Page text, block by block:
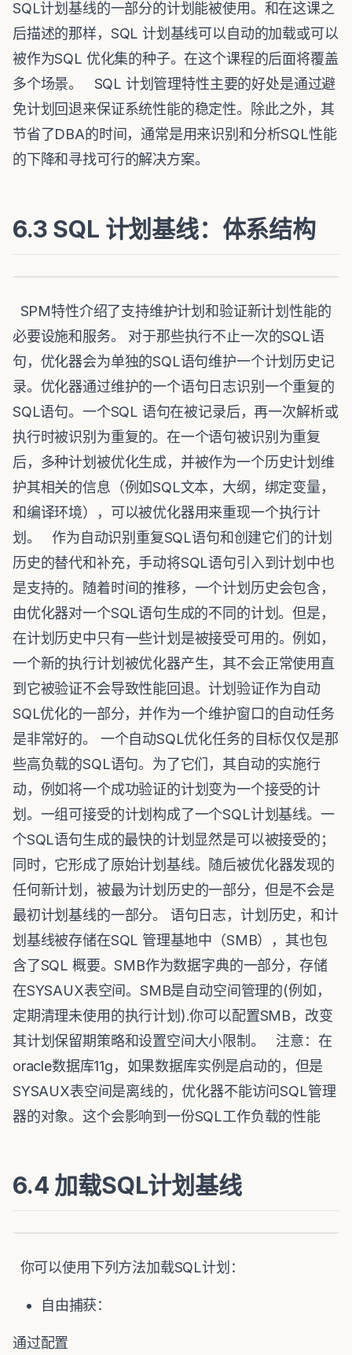
SQL计划基线的一部分的计划能被使用。和在这课之
后描述的那样，SQL 计划基线可以自动的加载或可以
被作为SQL 优化集的种子。在这个课程的后面将覆盖
多个场景。 SQL 计划管理特性主要的好处是通过避
免计划回退来保证系统性能的稳定性。除此之外，其
节省了DBA的时间，通常是用来识别和分析SQL性能
的下降和寻找可行的解决方案。
6.3 SQL 计划基线：体系结构
SPM特性介绍了支持维护计划和验证新计划性能的
必要设施和服务。 对于那些执行不止一次的SQL语
句，优化器会为单独的SQL语句维护一个计划历史记
录。优化器通过维护的一个语句日志识别一个重复的
SQL语句。一个SQL 语句在被记录后，再一次解析或
执行时被识别为重复的。在一个语句被识别为重复
后，多种计划被优化生成，并被作为一个历史计划维
护其相关的信息（例如SQL文本，大纲，绑定变量，
和编译环境），可以被优化器用来重现一个执行计
划。 作为自动识别重复SQL语句和创建它们的计划
历史的替代和补充，手动将SQL语句引入到计划中也
是支持的。随着时间的推移，一个计划历史会包含，
由优化器对一个SQL语句生成的不同的计划。但是，
在计划历史中只有一些计划是被接受可用的。例如，
一个新的执行计划被优化器产生，其不会正常使用直
到它被验证不会导致性能回退。计划验证作为自动
SQL优化的一部分，并作为一个维护窗口的自动任务
是非常好的。 一个自动SQL优化任务的目标仅仅是那
些高负载的SQL语句。为了它们，其自动的实施行
动，例如将一个成功验证的计划变为一个接受的计
划。一组可接受的计划构成了一个SQL计划基线。一
个SQL语句生成的最快的计划显然是可以被接受的；
同时，它形成了原始计划基线。随后被优化器发现的
任何新计划，被最为计划历史的一部分，但是不会是
最初计划基线的一部分。 语句日志，计划历史，和计
划基线被存储在SQL 管理基地中（SMB），其也包
含了SQL 概要。SMB作为数据字典的一部分，存储
在SYSAUX表空间。SMB是自动空间管理的(例如，
定期清理未使用的执行计划).你可以配置SMB，改变
其计划保留期策略和设置空间大小限制。 注意：在
oracle数据库11g，如果数据库实例是启动的，但是
SYSAUX表空间是离线的，优化器不能访问SQL管理
器的对象。这个会影响到一份SQL工作负载的性能
6.4 加载SQL计划基线
你可以使用下列方法加载SQL计划：
自由捕获：
通过配置